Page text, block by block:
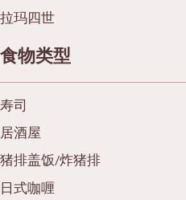
拉玛四世
食物类型
寿司
居酒屋
猪排盖饭/炸猪排
日式咖喱